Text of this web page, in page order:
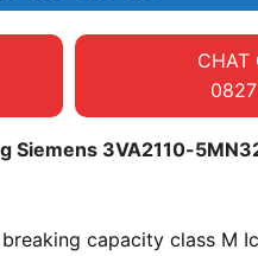
CHAT
Siemens 3VA2110-
capacity class M